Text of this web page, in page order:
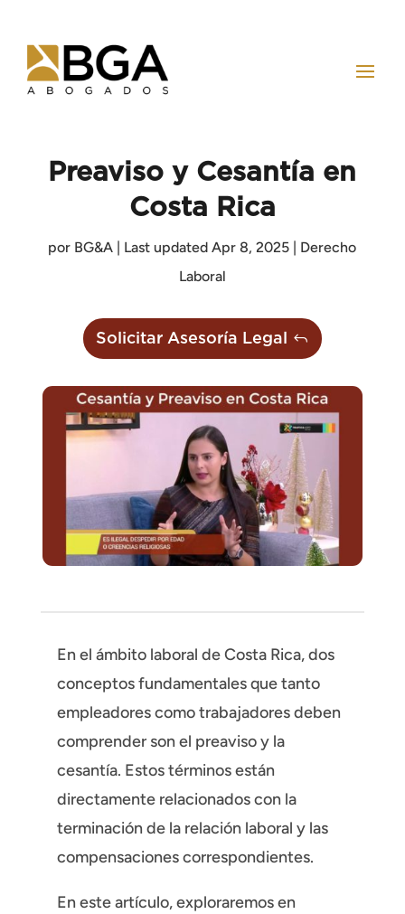
Preaviso y Cesantía en
Costa Rica
por BG&A | Last updated Apr 8, 2025 | Derecho
Laboral
Solicitar Asesoría Legal
En el ámbito laboral de Costa Rica, dos
conceptos fundamentales que tanto
empleadores como trabajadores deben
comprender son el preaviso y la
cesantía. Estos términos están
directamente relacionados con la
terminación de la relación laboral y las
compensaciones correspondientes.
En este artículo, exploraremos en